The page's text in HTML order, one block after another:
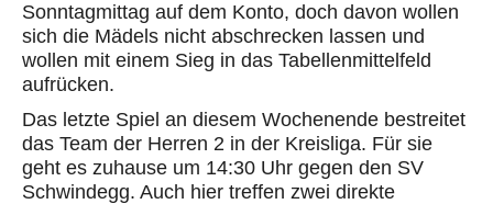
Sonntagmittag auf dem Konto, doch davon wollen
sich die Mädels nicht abschrecken lassen und
wollen mit einem Sieg in das Tabellenmittelfeld
aufrücken.
Das letzte Spiel an diesem Wochenende bestreitet
das Team der Herren 2 in der Kreisliga. Für sie
geht es zuhause um 14:30 Uhr gegen den SV
Schwindegg. Auch hier treffen zwei direkte